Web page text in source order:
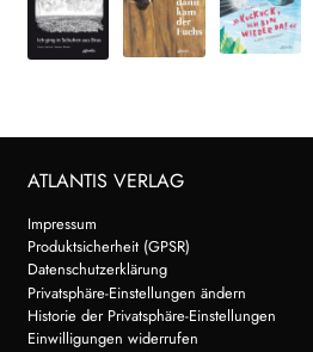
ATLANTIS VERLAG
Impressum
Produktsicherheit (GPSR)
Datenschutzerklärung
Privatsphäre-Einstellungen ändern
Historie der Privatsphäre-Einstellungen
Einwilligungen widerrufen